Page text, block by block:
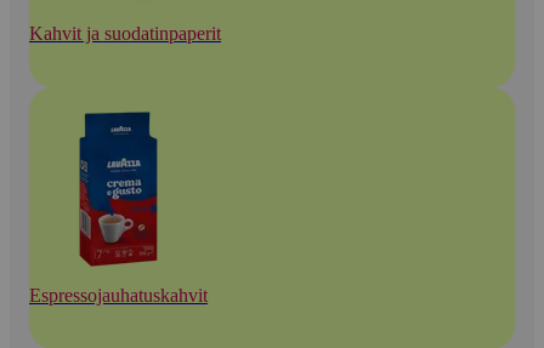
Kahvit ja suodatinpaperit
Espressojauhatuskahvit